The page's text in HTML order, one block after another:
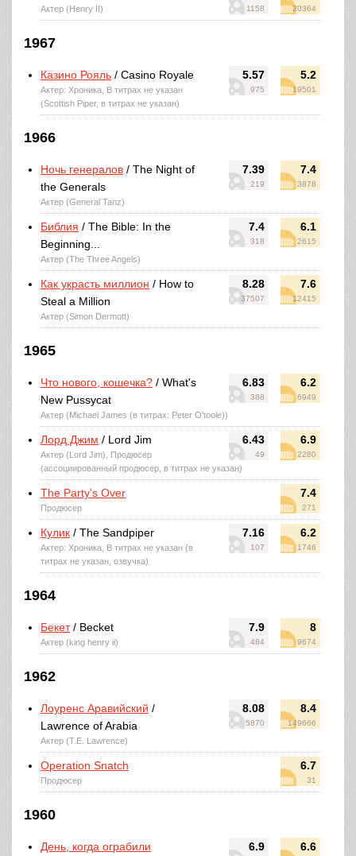
1158 20364
Актер (Henry II)
1967
5.57
975
5.2
19501
Казино Рояль / Casino Royale
Актер: Хроника, В титрах не указан
(Scottish Piper, в титрах не указан)
1966
7.39
219
7.4
3878
Ночь генералов / The Night of
the Generals
Актер (General Tanz)
7.4
318
6.1
2615
Библия / The Bible: In the
Beginning...
Актер (The Three Angels)
8.28
37507
7.6
12415
Как украсть миллион / How to
Steal a Million
Актер (Simon Dermott)
1965
6.83
388
6.2
6949
Что нового, кошечка? / What's
New Pussycat
Актер (Michael James (в титрах: Peter O'toole))
6.43
49
6.9
2280
Лорд Джим / Lord Jim
Актер (Lord Jim), Продюсер
(ассоциированный продюсер, в титрах не указан)
7.4
271
The Party's Over
Продюсер
7.16
107
6.2
1746
Кулик / The Sandpiper
Актер: Хроника, В титрах не указан (в
титрах не указан, озвучка)
1964
7.9
484
8
9674
Бекет/ Becket
Актер (king henry ii)
1962
8.08
5870
8.4
149666
Лоуренс Аравийский /
Lawrence of Arabia
Актер (T.E. Lawrence)
6.7
31
Operation Snatch
Продюсер
1960
6.9 6.6
День, когда ограбили